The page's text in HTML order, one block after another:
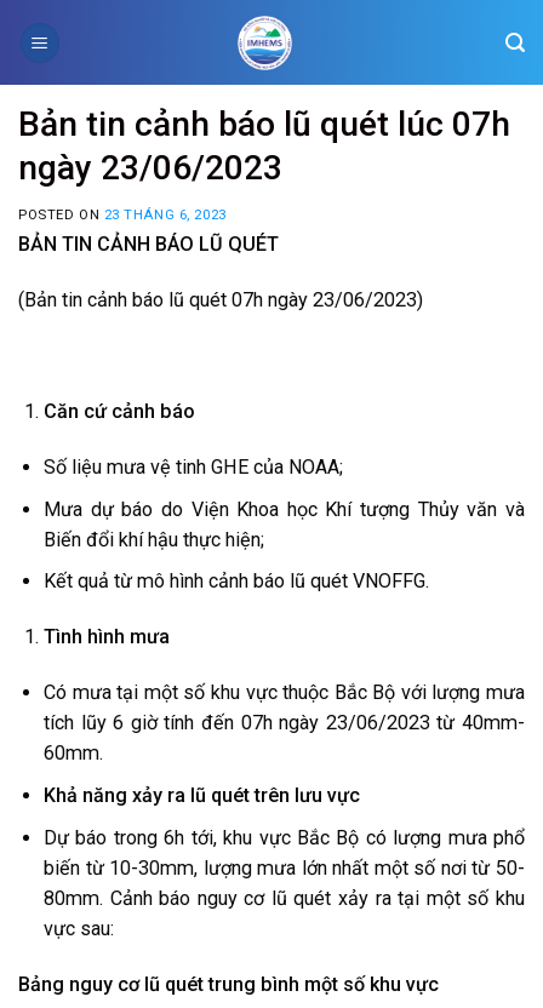
Bản tin cảnh báo lũ quét lúc 07h
ngày 23/06/2023
POSTED ON 23 THÁNG 6, 2023
BẢN TIN CẢNH BÁO LŨ QUÉT
(Bản tin cảnh báo lũ quét 07h ngày 23/06/2023)
Căn cứ cảnh báo
Số liệu mưa vệ tinh GHE của NOAA;
Mưa dự báo do Viện Khoa học Khí tượng Thủy văn và
Biến đổi khí hậu thực hiện;
Kết quả từ mô hình cảnh báo lũ quét VNOFFG.
Tình hình mưa
Có mưa tại một số khu vực thuộc Bắc Bộ với lượng mưa
tích lũy 6 giờ tính đến 07h ngày 23/06/2023 từ 40mm-
60mm.
Khả năng xảy ra lũ quét trên lưu vực
Dự báo trong 6h tới, khu vực Bắc Bộ có lượng mưa phổ
biến từ 10-30mm, lượng mưa lớn nhất một số nơi từ 50-
80mm. Cảnh báo nguy cơ lũ quét xảy ra tại một số khu
vực sau:
Bảng nguy cơ lũ quét trung bình một số khu vực